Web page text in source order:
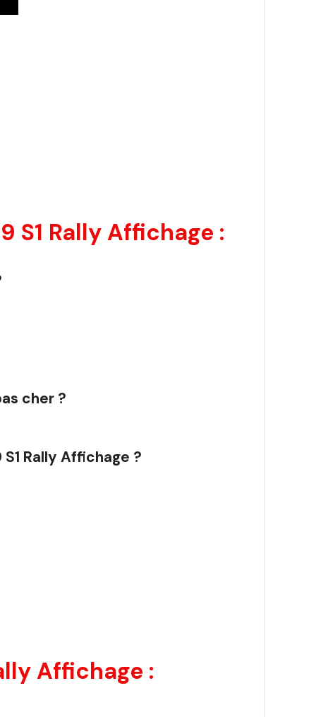
S1 Rally Affichage :
cher ?
Rally Affichage ?
Affichage :